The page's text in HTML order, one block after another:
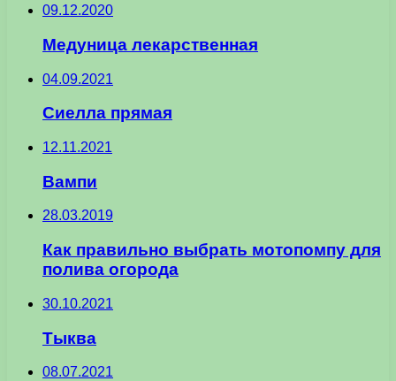
09.12.2020
Медуница лекарственная
04.09.2021
Сиелла прямая
12.11.2021
Вампи
28.03.2019
Как правильно выбрать мотопомпу для
полива огорода
30.10.2021
Тыква
08.07.2021